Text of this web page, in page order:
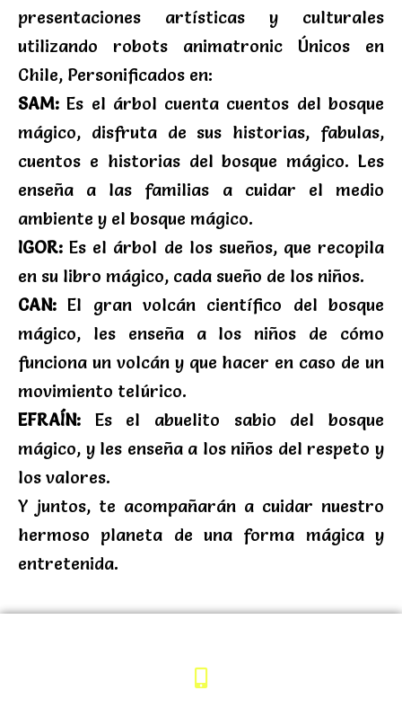
presentaciones artísticas y culturales
utilizando robots animatronic Únicos en
Chile, Personificados en:
SAM: Es el árbol cuenta cuentos del bosque
mágico, disfruta de sus historias, fabulas,
cuentos e historias del bosque mágico. Les
enseña a las familias a cuidar el medio
ambiente y el bosque mágico.
IGOR: Es el árbol de los sueños, que recopila
en su libro mágico, cada sueño de los niños.
CAN: El gran volcán científico del bosque
mágico, les enseña a los niños de cómo
funciona un volcán y que hacer en caso de un
movimiento telúrico.
EFRAÍN: Es el abuelito sabio del bosque
mágico, y les enseña a los niños del respeto y
los valores.
Y juntos, te acompañarán a cuidar nuestro
hermoso planeta de una forma mágica y
entretenida.